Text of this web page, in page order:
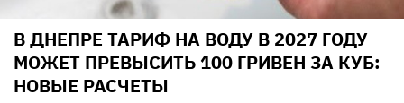
В ДНЕПРЕ ТАРИФ НА ВОДУ В 2027 ГОДУ
МОЖЕТ ПРЕВЫСИТЬ 100 ГРИВЕН ЗА КУБ:
НОВЫЕ РАСЧЕТЫ